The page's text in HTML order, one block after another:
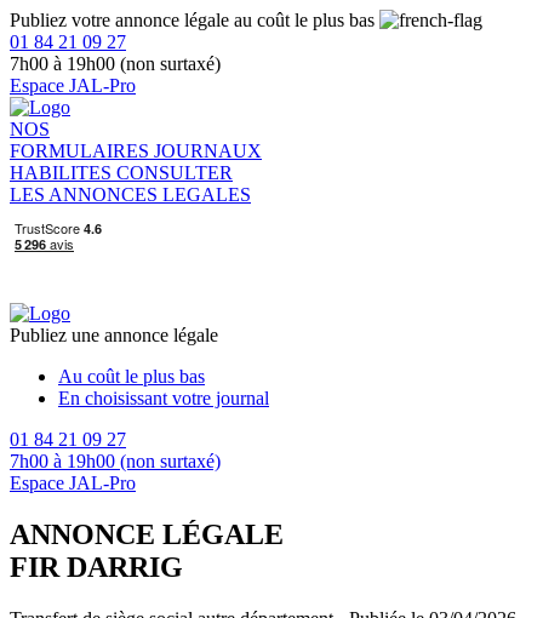
Publiez votre annonce légale au coût le plus bas
01 84 21 09 27
7h00 à 19h00 (non surtaxé)
Espace JAL-Pro
NOS
FORMULAIRES JOURNAUX
HABILITES CONSULTER
LES ANNONCES LEGALES
Publiez une annonce légale
Au coût le plus bas
En choisissant votre journal
01 84 21 09 27
7h00 à 19h00 (non surtaxé)
Espace JAL-Pro
ANNONCE LÉGALE
FIR DARRIG